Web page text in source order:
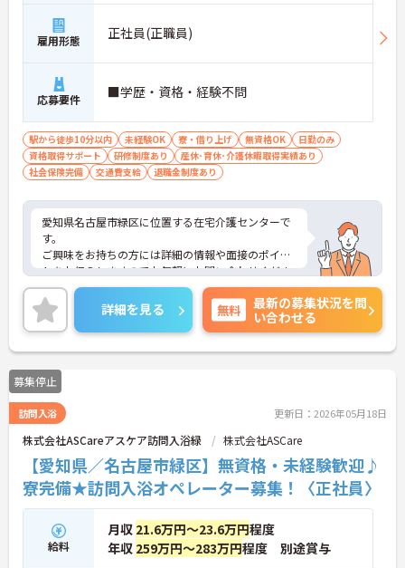
雇用形態 正社員(正職員)
応募要件 ■学歴・資格・経験不問
駅から徒歩10分以内 未経験OK 寮・借り上げ 無資格OK
日勤のみ
資格取得サポート
研修制度あり
産休･育休･介護休暇取得実績あり
社会保険完備
交通費支給 退職金制度あり
愛知県名古屋市緑区に位置する在宅介護センターで
す。
ご興味をお持ちの方には詳細の情報や面接のポイン
トをお伝えしますのでお気軽にお問い合わせくださ
いませ。
詳細を見る 無料
最新の募集状況を問
い合わせる
募集停止
訪問入浴 更新日：2026年05月18日
株式会社ASCareアスケア訪問入浴緑 株式会社ASCare
【愛知県／名古屋市緑区】無資格・未経験歓迎♪
寮完備★訪問入浴オペレーター募集！〈正社員〉
給料
月収 21.6万円～23.6万円程度
年収 259万円～283万円程度 別途賞与